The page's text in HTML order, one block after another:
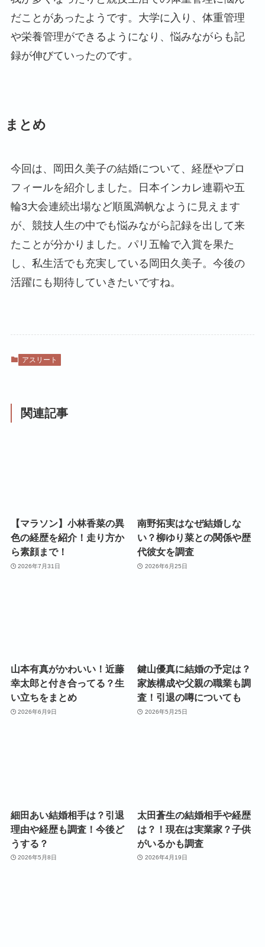
だことがあったようです。大学に入り、体重管理
や栄養管理ができるようになり、悩みながらも記
録が伸びていったのです。
まとめ
今回は、岡田久美子の結婚について、経歴やプロ
フィールを紹介しました。日本インカレ連覇や五
輪3大会連続出場など順風満帆なように見えます
が、競技人生の中でも悩みながら記録を出して来
たことが分かりました。パリ五輪で入賞を果た
し、私生活でも充実している岡田久美子。今後の
活躍にも期待していきたいですね。
アスリート
関連記事
【マラソン】小林香菜の異
色の経歴を紹介！走り方か
ら素顔まで！
2026年7月31日
南野拓実はなぜ結婚しな
い？柳ゆり菜との関係や歴
代彼女を調査
2026年6月25日
山本有真がかわいい！近藤
幸太郎と付き合ってる？生
い立ちをまとめ
2026年6月9日
鍵山優真に結婚の予定は？
家族構成や父親の職業も調
査！引退の噂についても
2026年5月25日
細田あい結婚相手は？引退
理由や経歴も調査！今後ど
うする？
2026年5月8日
太田蒼生の結婚相手や経歴
は？！現在は実業家？子供
がいるかも調査
2026年4月19日